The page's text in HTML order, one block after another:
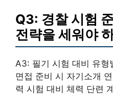
Q3: 경찰 시험
전략을 세워야
A3: 필기 시험 대비 유형
면접 준비 시 자기소개
력 시험 대비 체력 단련